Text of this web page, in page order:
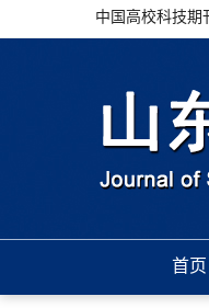
中国高校科技期
首页